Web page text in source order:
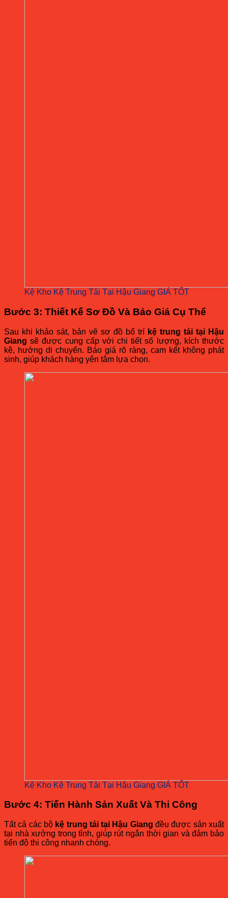
Kệ Kho Kệ Trung Tải Tại Hậu Giang GIÁ TỐT
Bước 3: Thiết Kế Sơ Đồ Và Báo Giá Cụ Thể
Sau khi khảo sát, bản vẽ sơ đồ bố trí kệ trung tải tại Hậu
Giang sẽ được cung cấp với chi tiết số lượng, kích thước
kệ, hướng di chuyển. Báo giá rõ ràng, cam kết không phát
sinh, giúp khách hàng yên tâm lựa chọn.
Kệ Kho Kệ Trung Tải Tại Hậu Giang GIÁ TỐT
Bước 4: Tiến Hành Sản Xuất Và Thi Công
Tất cả các bộ kệ trung tải tại Hậu Giang đều được sản xuất
tại nhà xưởng trong tỉnh, giúp rút ngắn thời gian và đảm bảo
tiến độ thi công nhanh chóng.